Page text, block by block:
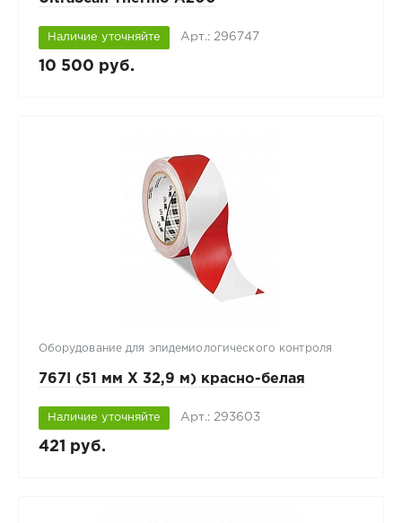
Наличие уточняйте Арт.: 296747
10 500 руб.
Оборудование для эпидемиологического контроля
767I (51 мм Х 32,9 м) красно-белая
Наличие уточняйте Арт.: 293603
421 руб.